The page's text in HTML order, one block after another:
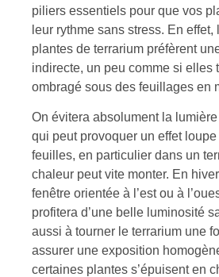
piliers essentiels pour que vos
leur rythme sans stress. En
plantes de terrarium préfèrent
indirecte, un peu comme si elles
ombragé sous des feuillages en
On évitera absolument la
qui peut provoquer un effet
feuilles, en particulier dans un
chaleur peut vite monter. En
fenêtre orientée à l’est ou à
profitera d’une belle luminosité
aussi à tourner le terrarium une
assurer une exposition
certaines plantes s’épuisent en